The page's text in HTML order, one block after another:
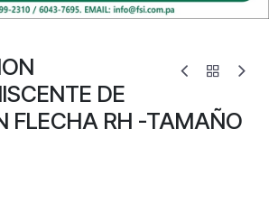
DE
FLECHA RH -TAMAÑO